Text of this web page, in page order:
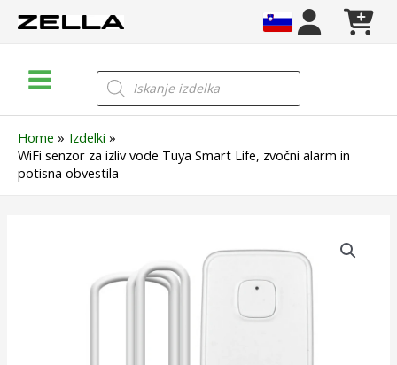
Menu
Products
search
Home
Izdelki
WiFi senzor za izliv vode Tuya Smart Life, zvočni alarm in
potisna obvestila